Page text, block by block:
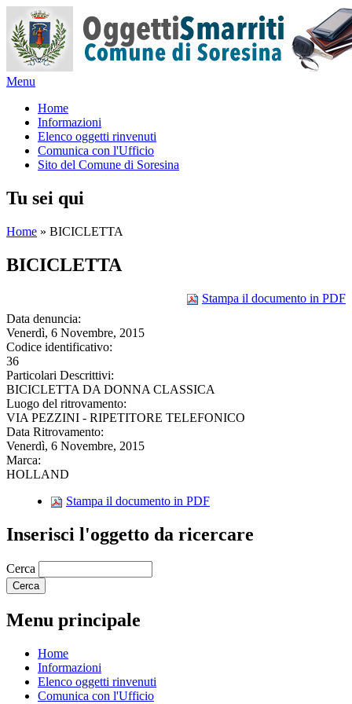
Menu
Home
Informazioni
Elenco oggetti rinvenuti
Comunica con l'Ufficio
Sito del Comune di Soresina
Tu sei qui
Home » BICICLETTA
BICICLETTA
Stampa il documento in PDF
Data denuncia:
Venerdì, 6 Novembre, 2015
Codice identificativo:
36
Particolari Descrittivi:
BICICLETTA DA DONNA CLASSICA
Luogo del ritrovamento:
VIA PEZZINI - RIPETITORE TELEFONICO
Data Ritrovamento:
Venerdì, 6 Novembre, 2015
Marca:
HOLLAND
Stampa il documento in PDF
Inserisci l'oggetto da ricercare
Cerca
Menu principale
Home
Informazioni
Elenco oggetti rinvenuti
Comunica con l'Ufficio